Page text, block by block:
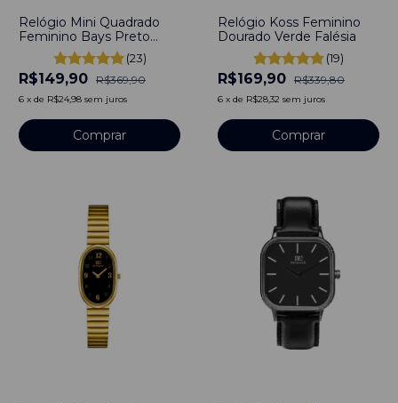
Relógio Mini Quadrado
Feminino Bays Preto
30mm - Aço Inoxidável
(23)
R$149,90 R$369,90
6 x de R$24,98 sem juros
Comprar
Relógio Koss Feminino
Dourado Verde Falésia
(19)
R$169,90 R$339,80
6 x de R$28,32 sem juros